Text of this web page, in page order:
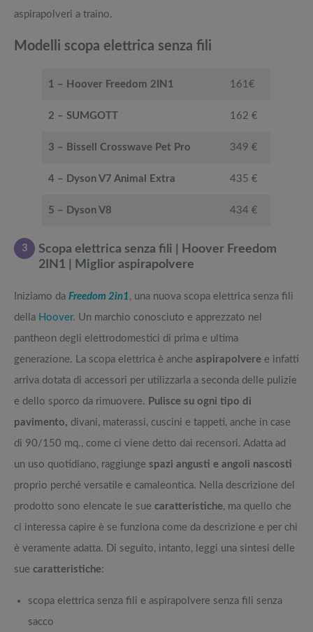
aspirapolveri a traino.
Modelli scopa elettrica senza fili
1 – Hoover Freedom 2IN1 161€
2 – SUMGOTT 162 €
3 – Bissell Crosswave Pet Pro 349 €
4 – Dyson V7 Animal Extra 435 €
5 – Dyson V8 434 €
3
Scopa elettrica senza fili | Hoover Freedom
2IN1 | Miglior aspirapolvere
Iniziamo da Freedom 2in1 , una nuova scopa elettrica senza fili
della Hoover. Un marchio conosciuto e apprezzato nel
pantheon degli elettrodomestici di prima e ultima
generazione. La scopa elettrica è anche aspirapolvere e infatti
arriva dotata di accessori per utilizzarla a seconda delle pulizie
e dello sporco da rimuovere. Pulisce su ogni tipo di
pavimento, divani, materassi, cuscini e tappeti, anche in case
di 90/150 mq., come ci viene detto dai recensori. Adatta ad
un uso quotidiano, raggiunge spazi angusti e angoli nascosti
proprio perché versatile e camaleontica. Nella descrizione del
prodotto sono elencate le sue caratteristiche, ma quello che
ci interessa capire è se funziona come da descrizione e per chi
è veramente adatta. Di seguito, intanto, leggi una sintesi delle
sue caratteristiche:
scopa elettrica senza fili e aspirapolvere senza fili senza
sacco